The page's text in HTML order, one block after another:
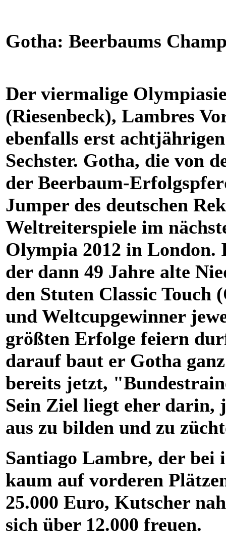
Gotha: Beerbaums
Der viermalige
(Riesenbeck), Lambres
ebenfalls erst
Sechster. Gotha, die von
der Beerbaum-
Jumper des deutschen
Weltreiterspiele im
Olympia 2012 in
der dann 49 Jahre alte
den Stuten Classic
und Weltcupgewinner
größten Erfolge feiern
darauf baut er Gotha
bereits jetzt,
Sein Ziel liegt eher darin,
aus zu bilden und zu
Santiago Lambre, der
kaum auf vorderen
25.000 Euro, Kutscher
sich über 12.000 freuen.